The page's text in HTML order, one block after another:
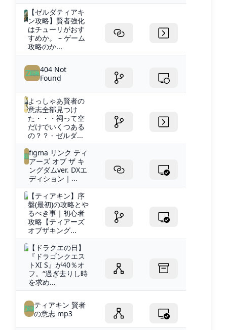
【ゼルダティアキ
ン攻略】賢者強化
はチューリがおす
すめか。 – ゲーム
攻略のか...
404 Not
Found
よっしゃあ賢者の
意志全部見つけ
た・・・祠って空
だけでいくつある
の？？ - ゼルダ...
figma リンク ティ
アーズ オブ ザ キ
ングダムver. DXエ
ディション｜...
【ティアキン】序
盤(最初)の攻略とや
るべき事｜初心者
攻略【ティアーズ
オブザキング...
【ドラクエの日】
『ドラゴンクエス
トXI S』が40％オ
フ。“過ぎ去りし時
を求め...
ティアキン 賢者
の意志 mp3